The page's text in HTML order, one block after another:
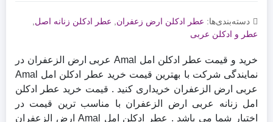
دسته‌بندی‌ها: عطر ادکلن ارض زعفران عطر ادکلن زنانه اصل
عطر و ادکلن عربی
خرید و قیمت عطر ادکلن امل Amal عربی ارض الزعفران در
نمایندگی شرکت با بهترین قیمت خرید عطر ادکلن امل Amal
عربی ارض الزعفران خریداری کنید . قیمت خرید عطر ادکلن
امل زنانه عربی ارض الزعفران با مناسب ترین قیمت در
اختیار شما می باشد . عطر ادکلن امل Amal ارض الزعفران